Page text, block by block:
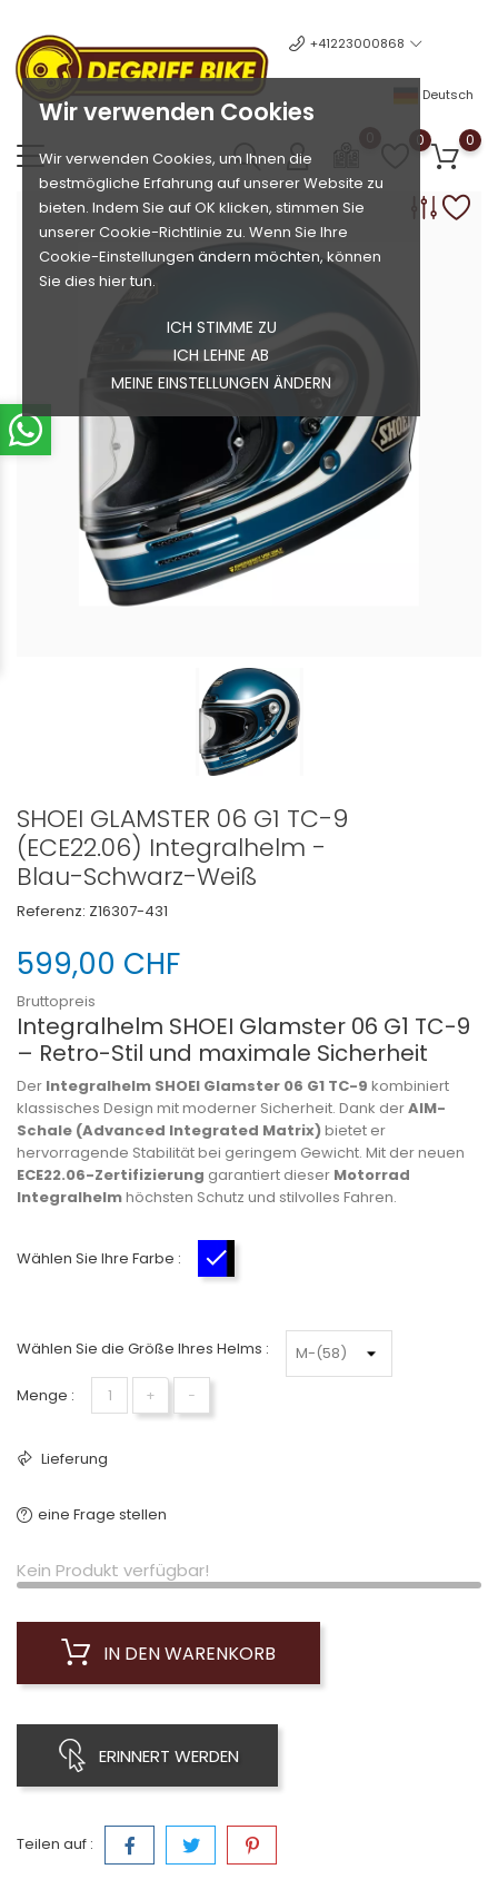
Wir verwenden Cookies
Wir verwenden Cookies, um Ihnen die
bestmögliche Erfahrung auf unserer Website zu
bieten. Indem Sie auf OK klicken, stimmen Sie
unserer Cookie-Richtlinie zu. Wenn Sie Ihre
Cookie-Einstellungen ändern möchten, können
Sie dies hier tun.
ICH STIMME ZU
ICH LEHNE AB
MEINE EINSTELLUNGEN ÄNDERN
+41223000868
Deutsch
0 0
SHOEI GLAMSTER 06 G1 TC-9
(ECE22.06) Integralhelm -
Blau-Schwarz-Weiß
Referenz: Z16307-431
599,00 CHF
Bruttopreis
Integralhelm SHOEI Glamster 06 G1 TC-9
– Retro-Stil und maximale Sicherheit
Der Integralhelm SHOEI Glamster 06 G1 TC-9 kombiniert
klassisches Design mit moderner Sicherheit. Dank derAIM-
Schale (Advanced Integrated Matrix)bietet er
hervorragende Stabilität bei geringem Gewicht. Mit der neuen
ECE22.06-Zertifizierung garantiert dieser Motorrad
Integralhelmhöchsten Schutz und stilvolles Fahren.
Wählen Sie Ihre Farbe :
Wählen Sie die Größe Ihres Helms :
Menge : + −
Lieferung
eine Frage stellen
Kein Produkt verfügbar!
IN DEN WARENKORB
ERINNERT WERDEN
Teilen auf :